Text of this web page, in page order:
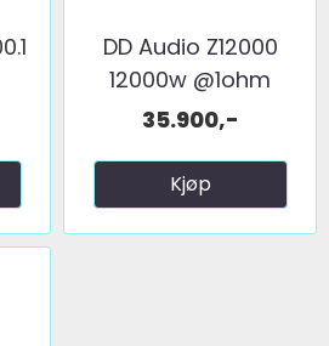
DD Audio Z12000
12000w @1ohm
35.900,-
Kjøp